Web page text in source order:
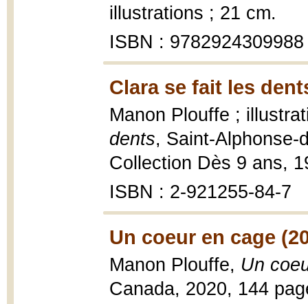
illustrations ; 21 cm.
ISBN : 9782924309988
Clara se fait les
Manon Plouffe ;
dents, Saint-Alphonse-
Collection Dès 9 ans,
ISBN : 2-921255-84-7
Un coeur en cage
Manon Plouffe, Un
Canada, 2020, 144